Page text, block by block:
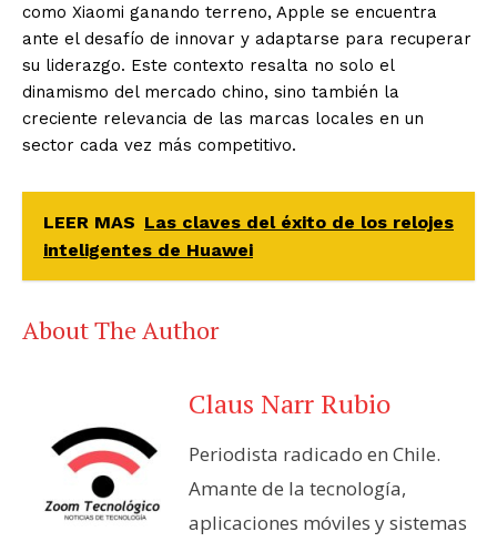
como Xiaomi ganando terreno, Apple se encuentra
ante el desafío de innovar y adaptarse para recuperar
su liderazgo. Este contexto resalta no solo el
dinamismo del mercado chino, sino también la
creciente relevancia de las marcas locales en un
sector cada vez más competitivo.
LEER MAS Las claves del éxito de los relojes
inteligentes de Huawei
About The Author
Claus Narr Rubio
Periodista radicado en Chile.
Amante de la tecnología,
aplicaciones móviles y sistemas